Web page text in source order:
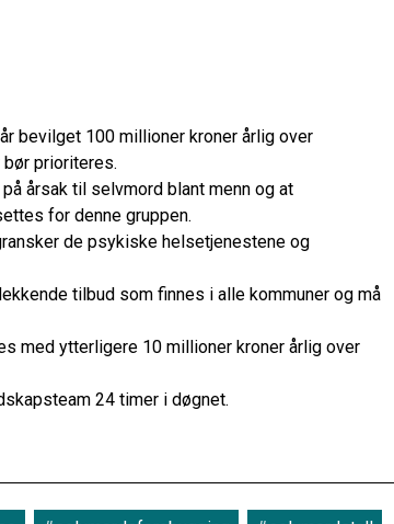
bevilget 100 millioner kroner årlig over
prioriteres.
årsak til selvmord blant menn og at
for denne gruppen.
de psykiske helsetjenestene og
tilbud som finnes i alle kommuner og må
med ytterligere 10 millioner kroner årlig over
24 timer i døgnet.